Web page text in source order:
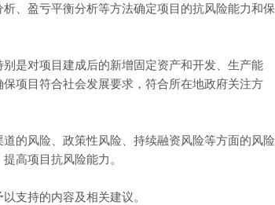
、盈亏平衡分析等方法确定项目的抗风险能力和保
是对项目建成后的新增固定资产和开发、生产能
项目符合社会发展要求，符合所在地政府关注方
的风险、政策性风险、持续融资风险等方面的风险
高项目抗风险能力。
支持的内容及相关建议。